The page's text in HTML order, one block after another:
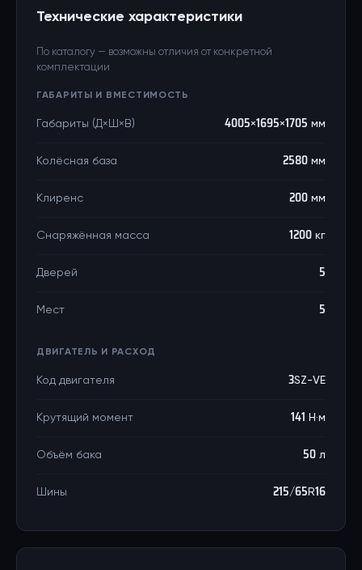
Технические характеристики
По каталогу — возможны отличия от конкретной
комплектации
ГАБАРИТЫ И ВМЕСТИМОСТЬ
Габариты (Д×Ш×В) 4005×1695×1705 мм
Колёсная база 2580 мм
Клиренс 200 мм
Снаряжённая масса 1200 кг
Дверей 5
Мест 5
ДВИГАТЕЛЬ И РАСХОД
Код двигателя 3SZ-VE
Крутящий момент 141 Н·м
Объём бака 50 л
Шины 215/65R16